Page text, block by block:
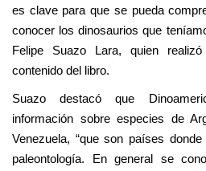
es clave para que se pueda
conocer los dinosaurios que
Felipe Suazo Lara, quien
contenido del libro.
Suazo destacó que
información sobre especies de
Venezuela, “que son países
paleontología. En general se